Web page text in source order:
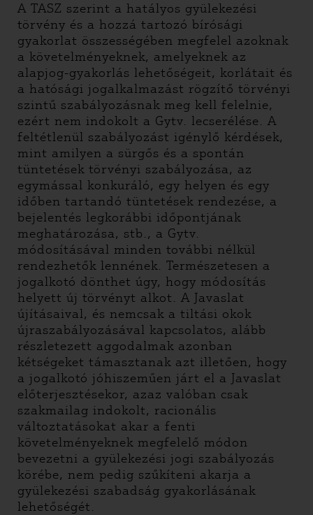
A TASZ szerint a hatályos gyülekezési
törvény és a hozzá tartozó bírósági
gyakorlat összességében megfelel azoknak
a követelményeknek, amelyeknek az
alapjog-gyakorlás lehetőségeit, korlátait és
a hatósági jogalkalmazást rögzítő törvényi
szintű szabályozásnak meg kell felelnie,
ezért nem indokolt a Gytv. lecserélése. A
feltétlenül szabályozást igénylő kérdések,
mint amilyen a sürgős és a spontán
tüntetések törvényi szabályozása, az
egymással konkuráló, egy helyen és egy
időben tartandó tüntetések rendezése, a
bejelentés legkorábbi időpontjának
meghatározása, stb., a Gytv.
módosításával minden további nélkül
rendezhetők lennének. Természetesen a
jogalkotó dönthet úgy, hogy módosítás
helyett új törvényt alkot. A Javaslat
újításaival, és nemcsak a tiltási okok
újraszabályozásával kapcsolatos, alább
részletezett aggodalmak azonban
kétségeket támasztanak azt illetően, hogy
a jogalkotó jóhiszeműen járt el a Javaslat
előterjesztésekor, azaz valóban csak
szakmailag indokolt, racionális
változtatásokat akar a fenti
követelményeknek megfelelő módon
bevezetni a gyülekezési jogi szabályozás
körébe, nem pedig szűkíteni akarja a
gyülekezési szabadság gyakorlásának
lehetőségét.